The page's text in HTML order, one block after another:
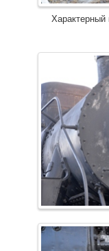
Характерный